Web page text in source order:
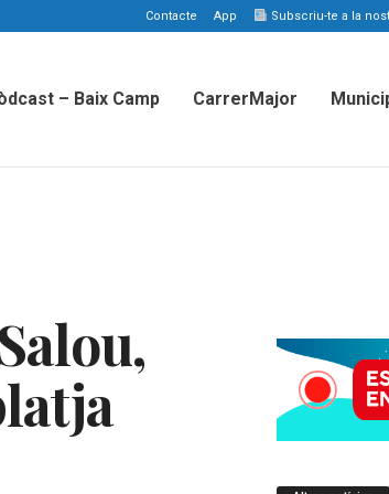
Contacte App Subscriu-te a la
– Baix Camp CarrerMajor